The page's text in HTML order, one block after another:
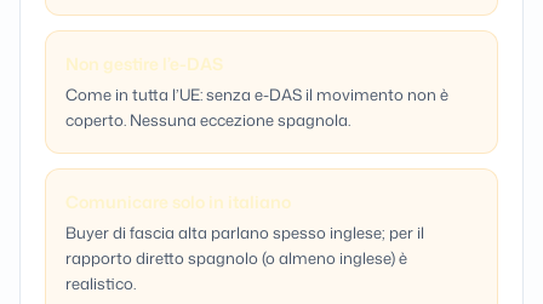
Non gestire l’e-DAS
Come in tutta l’UE: senza e-DAS il movimento non è
coperto. Nessuna eccezione spagnola.
Comunicare solo in italiano
Buyer di fascia alta parlano spesso inglese; per il
rapporto diretto spagnolo (o almeno inglese) è
realistico.